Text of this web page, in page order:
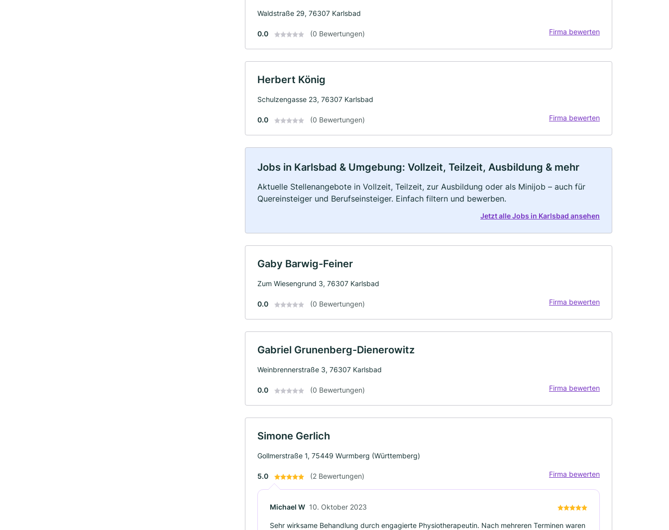
Waldstraße 29, 76307 Karlsbad
0.0 (0 Bewertungen) Firma bewerten
Herbert König
Schulzengasse 23, 76307 Karlsbad
0.0 (0 Bewertungen) Firma bewerten
Jobs in Karlsbad & Umgebung: Vollzeit, Teilzeit, Ausbildung & mehr
Aktuelle Stellenangebote in Vollzeit, Teilzeit, zur Ausbildung oder als Minijob – auch für
Quereinsteiger und Berufseinsteiger. Einfach filtern und bewerben.
Jetzt alle Jobs in Karlsbad ansehen
Gaby Barwig-Feiner
Zum Wiesengrund 3, 76307 Karlsbad
0.0 (0 Bewertungen) Firma bewerten
Gabriel Grunenberg-Dienerowitz
Weinbrennerstraße 3, 76307 Karlsbad
0.0 (0 Bewertungen) Firma bewerten
Simone Gerlich
Gollmerstraße 1, 75449 Wurmberg (Württemberg)
5.0 (2 Bewertungen) Firma bewerten
Michael W 10. Oktober 2023
Sehr wirksame Behandlung durch engagierte Physiotherapeutin. Nach mehreren Terminen waren